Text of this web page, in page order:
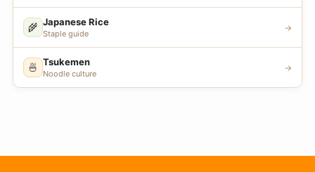
🌾 Japanese Rice
Staple guide
→
🍜 Tsukemen
Noodle culture
→